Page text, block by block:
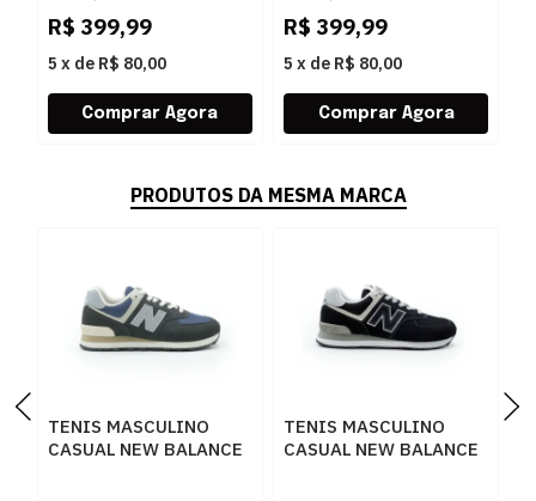
R$ 399,99
5 x de R$ 80,00
TAN
R$ 399,99
5 x de R$ 80,00
PRODUTOS DA MESMA MARCA
TENIS MASCULINO
CASUAL NEW BALANCE
TENIS MASCULINO
CASUAL NEW BALANCE